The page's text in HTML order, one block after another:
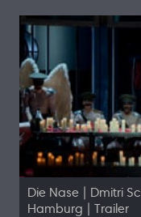
Die Nase | Dmitri
Hamburg | Trailer